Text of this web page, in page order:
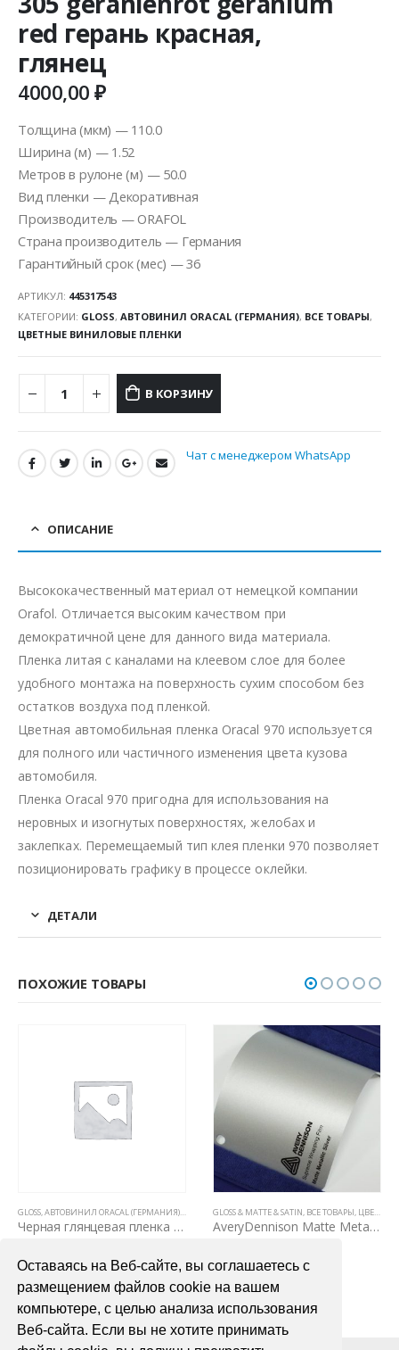
Оставаясь на Веб-сайте, вы соглашаетесь с
размещением файлов cookie на вашем
компьютере, с целью анализа использования
Веб-сайта. Если вы не хотите принимать
red герань красная,
глянец
4000,00₽
Толщина (мкм) — 110.0
Ширина (м) — 1.52
Метров в рулоне (м) — 50.0
Вид пленки — Декоративная
Производитель — ORAFOL
Страна производитель — Германия
Гарантийный срок (мес) — 36
АРТИКУЛ: 445317543
КАТЕГОРИИ: GLOSS, АВТОВИНИЛ ORACAL (ГЕРМАНИЯ), ВСЕ ТОВАРЫ,
ЦВЕТНЫЕ ВИНИЛОВЫЕ ПЛЕНКИ
В КОРЗИНУ
Чат с менеджером WhatsApp
ОПИСАНИЕ
Высококачественный материал от немецкой компании
Orafol. Отличается высоким качеством при
демократичной цене для данного вида материала.
Пленка литая с каналами на клеевом слое для более
удобного монтажа на поверхность сухим способом без
остатков воздуха под пленкой.
Цветная автомобильная пленка Oracal 970 используется
для полного или частичного изменения цвета кузова
автомобиля.
Пленка Oracal 970 пригодна для использования на
неровных и изогнутых поверхностях, желобах и
заклепках. Перемещаемый тип клея пленки 970 позволяет
позиционировать графику в процессе оклейки.
ДЕТАЛИ
ПОХОЖИЕ ТОВАРЫ
ТОВАРЫ,ЦВЕТНЫЕ ВИНИЛОВЫЕ ПЛЕНКИ
GLOSS,АВТОВИНИЛ ORACAL (ГЕРМАНИЯ),ВСЕ ТОВАРЫ,ЦВЕТНЫЕ ВИНИЛОВЫЕ ПЛЕНКИ
Черная глянцевая пленка для авто Oracal 551 1,26м
В КОРЗИНУ
GLOSS & MATTE & SATIN, ВСЕ ТОВАРЫ, ЦВЕТНЫЕ ВИНИЛОВЫЕ ПЛЕНКИ
AveryDennison Matte Metallic Silver
В КОРЗИНУ